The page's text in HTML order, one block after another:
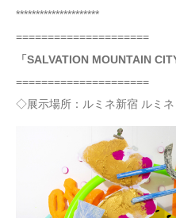
*********************
=====================
「SALVATION MOUNTAIN
=====================
◇展示場所：ルミネ新宿 ルミ